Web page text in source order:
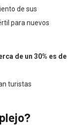
de sus
para nuevos
de un 30% es de
turistas